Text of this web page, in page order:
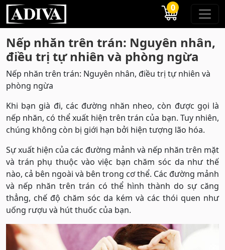
0
Nếp nhăn trên trán: Nguyên nhân,
điều trị tự nhiên và phòng ngừa
Nếp nhăn trên trán: Nguyên nhân, điều trị tự nhiên và
phòng ngừa
Khi bạn già đi, các đường nhăn nheo, còn được gọi là
nếp nhăn, có thể xuất hiện trên trán của bạn. Tuy nhiên,
chúng không còn bị giới hạn bởi hiện tượng lão hóa.
Sự xuất hiện của các đường mảnh và nếp nhăn trên mặt
và trán phụ thuộc vào việc bạn chăm sóc da như thế
nào, cả bên ngoài và bên trong cơ thể. Các đường mảnh
và nếp nhăn trên trán có thể hình thành do sự căng
thẳng, chế độ chăm sóc da kém và các thói quen như
uống rượu và hút thuốc của bạn.